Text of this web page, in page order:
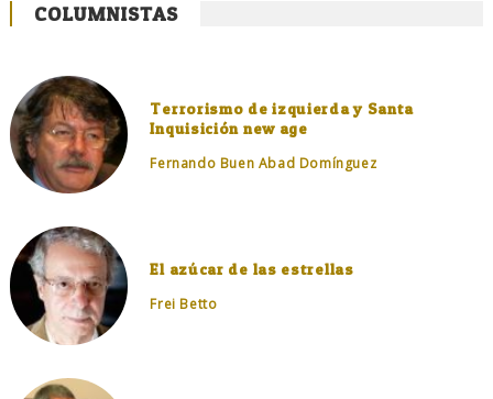
COLUMNISTAS
Terrorismo de izquierda y Santa
Inquisición new age
Fernando Buen Abad Domínguez
El azúcar de las estrellas
Frei Betto